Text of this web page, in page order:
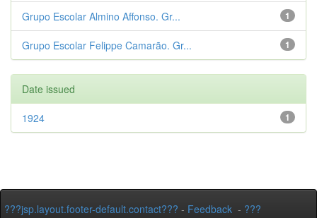
1
Grupo Escolar Almino Affonso. Gr...
1
Grupo Escolar Felippe Camarão. Gr...
Date issued
1
1924
???jsp.layout.footer-default.contact??? - Feedback - ???